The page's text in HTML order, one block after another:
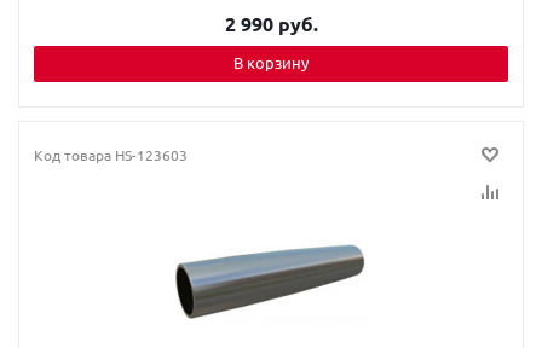
2 990 руб.
В корзину
Код товара HS-123603